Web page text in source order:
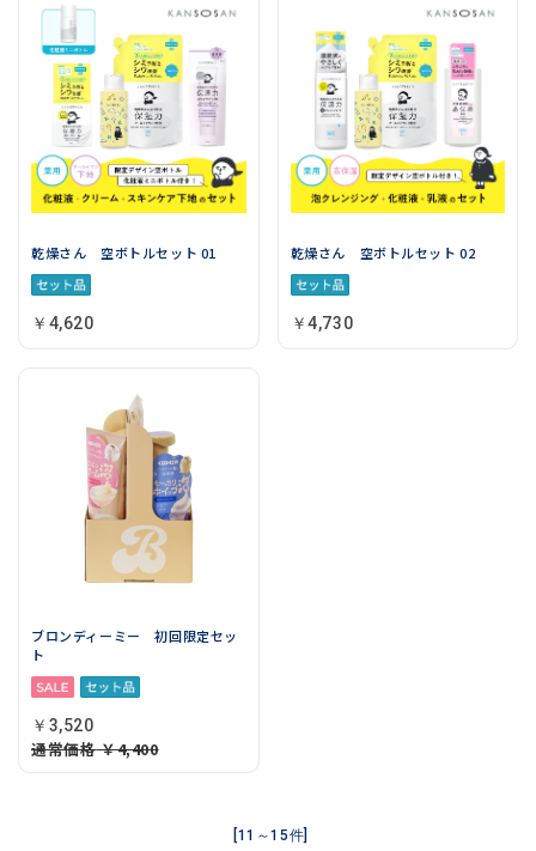
乾燥さん 空ボトルセット 01
￥4,620
乾燥さん 空ボトルセット 02
￥4,730
ブロンディーミー 初回限定セッ
ト
￥3,520
通常価格￥4,400
[11～15件]